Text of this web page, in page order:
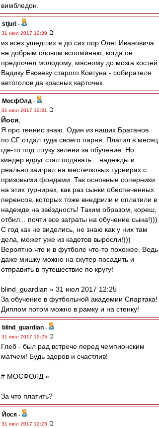
вимбледон.
stjuri -
31 июл 2017 12:39
из всех ушедших я до сих пор Олег Ивановича
не добрым словом вспоминаю, когда он
предпочел молодому, мясному до мозга костей
Вадику Евсееву старого Ковтуна - собирателя
автоголов да красных карточек.
МосфОлд -
31 июл 2017 12:31
Йося
Я про теннис знаю. Один из наших Братанов
по СГ отдал туда своего парня. Платил в месяц
где-то под штуку зелени за обучение. Но
киндер вдруг стал подавать... надежды и
реально заиграл на местечковых турнирах с
призовыми фондами. Так основные соперники
на этих турнирах, как раз сынки обеспеченных
перенсов, которых тоже внедрили и оплатили в
надежде на звёздность! Таким образом, кореш,
отбил... почти все затраты на обучение сына!)))
С год как не виделись, не знаю как у них там
дела, может уже из кадетов выросли!)))
Вероятно что и в футболе что-то похожее. Ведь
даже мишку можно на скутер посадить и
отправить в путешествие по кругу!
blind_guardian » 31 июл 2017 12:25
За обучение в футбольной академии Спартака!
Диплом потом можно в рамку и на стенку!
blind_guardian -
31 июл 2017 12:25
Глеб - был рад встрече перед чемпионским
матчем! Будь здоров и счастлив!
# МОСФОЛД »
За что платить?
Йося -
31 июл 2017 12:23